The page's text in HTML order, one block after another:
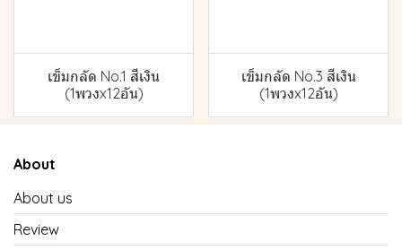
เข็มกลัด No.1 สีเงิน
(1พวงx12อัน)
เข็มกลัด No.3 สีเงิน
(1พวงx12อัน)
About
About us
Review